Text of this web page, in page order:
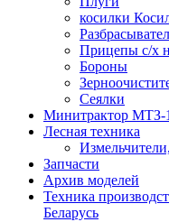
косилки
Прицепы с/х
Бороны
Сеялки
Минитрактор МТЗ-
Лесная техника
Запчасти
Архив моделей
Техника
Беларусь